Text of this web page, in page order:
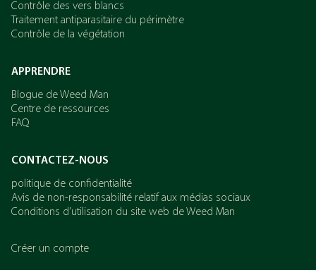
Contrôle des vers blancs
Traitement antiparasitaire du périmètre
Contrôle de la végétation
APPRENDRE
Blogue de Weed Man
Centre de ressources
FAQ
CONTACTEZ-NOUS
politique de confidentialité
Avis de non-responsabilité relatif aux médias sociaux
Conditions d’utilisation du site web de Weed Man
Créer un compte